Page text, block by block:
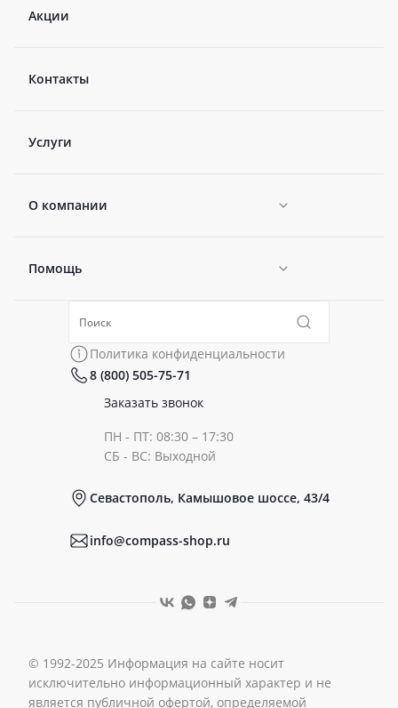
Акции
Контакты
Услуги
О компании
Новости
Политика конфиденциальности
Помощь
Коллекции
Политика конфиденциальности
8 (800) 505-75-71
Заказать звонок
ПН - ПТ: 08:30 – 17:30
СБ - ВС: Выходной
Севастополь, Камышовое шоссе, 43/4
info@compass-shop.ru
© 1992-2025 Информация на сайте носит
исключительно информационный характер и не
является публичной офертой, определяемой